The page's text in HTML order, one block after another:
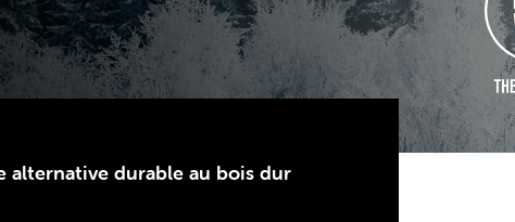
alternative durable au bois dur